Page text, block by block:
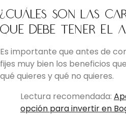
¿Cuáles son las
que debe tener el
Es importante que antes de
fijes muy bien los beneficios
qué quieres y qué no quieres.
Lectura recomendada:
opción para invertir en